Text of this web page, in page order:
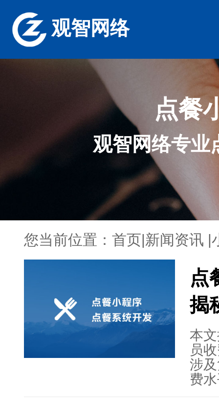
观智网络
点餐
观智网络专业
您当前位置： 首页|新闻资讯 |
点
揭
本
员
涉
费